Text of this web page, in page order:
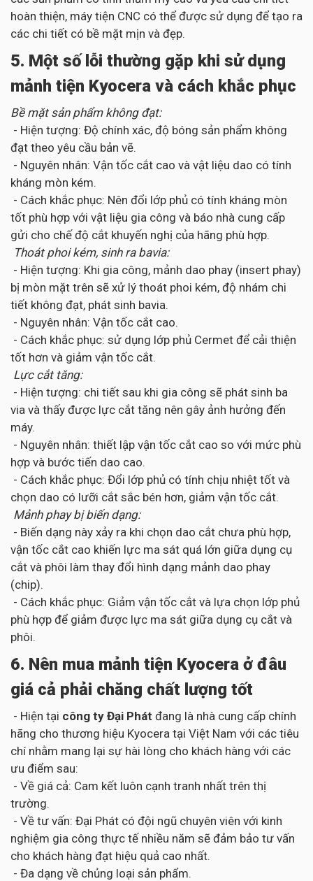
hoàn thiện, máy tiện CNC có thể được sử dụng để tạo ra
các chi tiết có bề mặt mịn và đẹp.
5. Một số lỗi thường gặp khi sử dụng
mảnh tiện Kyocera và cách khắc phục
Bề mặt sản phẩm không đạt:
- Hiện tượng: Độ chính xác, độ bóng sản phẩm không
đạt theo yêu cầu bản vẽ.
- Nguyên nhân: Vận tốc cắt cao và vật liệu dao có tính
kháng mòn kém.
- Cách khắc phục: Nên đổi lớp phủ có tính kháng mòn
tốt phù hợp với vật liệu gia công và báo nhà cung cấp
gửi cho chế độ cắt khuyến nghị của hãng phù hợp.
Thoát phoi kém, sinh ra bavia:
- Hiện tượng: Khi gia công, mảnh dao phay (insert phay)
bị mòn mặt trên sẽ xử lý thoát phoi kém, độ nhám chi
tiết không đạt, phát sinh bavia.
- Nguyên nhân: Vận tốc cắt cao.
- Cách khắc phục: sử dụng lớp phủ Cermet để cải thiện
tốt hơn và giảm vận tốc cắt.
Lực cắt tăng:
- Hiện tượng: chi tiết sau khi gia công sẽ phát sinh ba
via và thấy được lực cắt tăng nên gây ảnh hưởng đến
máy.
- Nguyên nhân: thiết lập vận tốc cắt cao so với mức phù
hợp và bước tiến dao cao.
- Cách khắc phục: Đổi lớp phủ có tính chịu nhiệt tốt và
chọn dao có lưỡi cắt sắc bén hơn, giảm vận tốc cắt.
Mảnh phay bị biến dạng:
- Biến dạng này xảy ra khi chọn dao cắt chưa phù hợp,
vận tốc cắt cao khiến lực ma sát quá lớn giữa dụng cụ
cắt và phôi làm thay đổi hình dạng mảnh dao phay
(chip).
- Cách khắc phục: Giảm vận tốc cắt và lựa chọn lớp phủ
phù hợp để giảm được lực ma sát giữa dụng cụ cắt và
phôi.
6. Nên mua mảnh tiện Kyocera ở đâu
giá cả phải chăng chất lượng tốt
- Hiện tại công ty Đại Phát đang là nhà cung cấp chính
hãng cho thương hiệu Kyocera tại Việt Nam với các tiêu
chí nhằm mang lại sự hài lòng cho khách hàng với các
ưu điểm sau:
- Về giá cả: Cam kết luôn cạnh tranh nhất trên thị
trường.
- Về tư vấn: Đại Phát có đội ngũ chuyên viên với kinh
nghiệm gia công thực tế nhiều năm sẽ đảm bảo tư vấn
cho khách hàng đạt hiệu quả cao nhất.
- Đa dạng về chủng loại sản phẩm.